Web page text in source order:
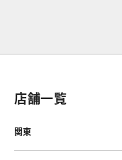
店舗一覧
関東